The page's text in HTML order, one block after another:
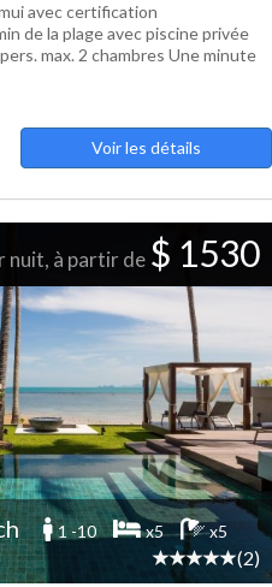
avec certification
de la plage avec piscine privée
max. 2 chambres Une minute
Voir les détails
nuit, à partir de $ 1530
1 -10 x5 x5
(2)